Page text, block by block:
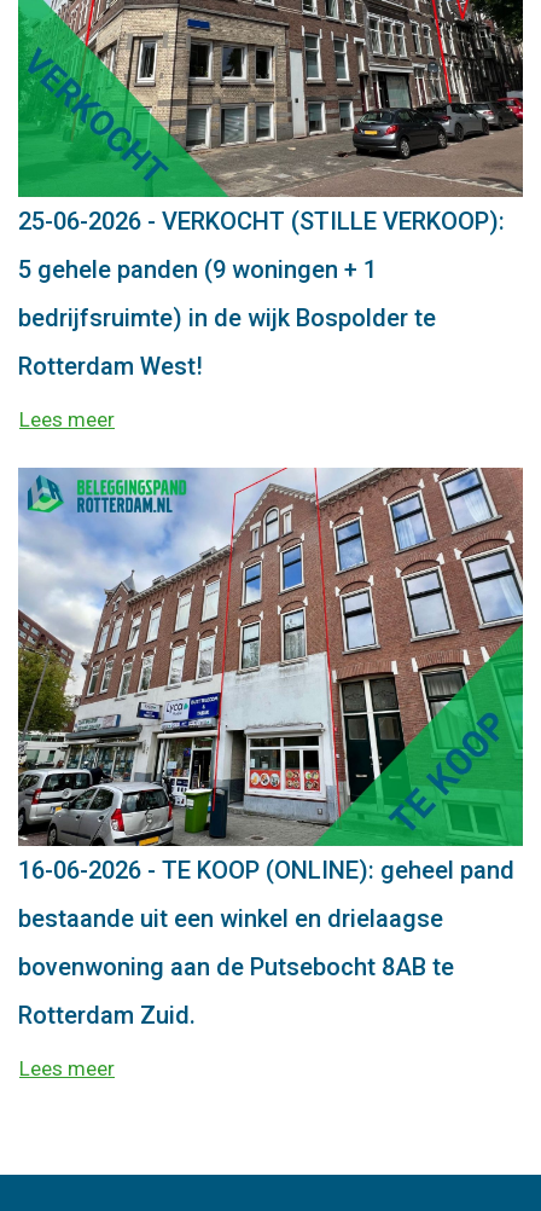
25-06-2026 - VERKOCHT (STILLE VERKOOP):
5 gehele panden (9 woningen + 1
bedrijfsruimte) in de wijk Bospolder te
Rotterdam West!
Lees meer
16-06-2026 - TE KOOP (ONLINE): geheel pand
bestaande uit een winkel en drielaagse
bovenwoning aan de Putsebocht 8AB te
Rotterdam Zuid.
Lees meer